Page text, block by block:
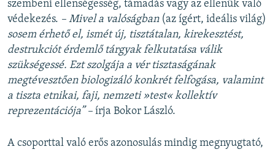
szembeni ellenségesség, támadás vagy az ellenük való
védekezés. – Mivel a valóságban (az ígért, ideális világ)
sosem érhető el, ismét új, tisztátalan, kirekesztést,
destrukciót érdemlő tárgyak felkutatása válik
szükségessé. Ezt szolgája a vér tisztaságának
megtévesztően biologizáló konkrét felfogása, valamint
a tiszta etnikai, faji, nemzeti »test« kollektív
reprezentációja” – írja Bokor László.
A csoporttal való erős azonosulás mindig megnyugtató,